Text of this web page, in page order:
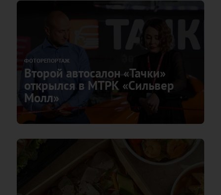
ФОТОРЕПОРТАЖ
Второй автосалон «Тачки»
открылся в МТРК «Сильвер
Молл»